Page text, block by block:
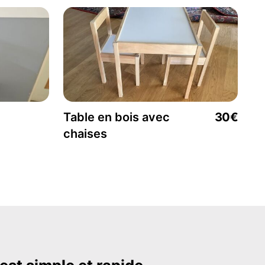
Table en bois avec
chaises
30€